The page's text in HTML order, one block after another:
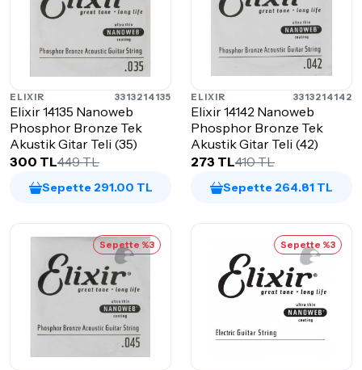
ELIXIR 3313214135
Elixir 14135 Nanoweb
Phosphor Bronze Tek
Akustik Gitar Teli (35)
300 TL449 TL
Sepette 291.00 TL
ELIXIR 3313214142
Elixir 14142 Nanoweb
Phosphor Bronze Tek
Akustik Gitar Teli (42)
273 TL410 TL
Sepette 264.81 TL
Sepette %3 Sepette %3